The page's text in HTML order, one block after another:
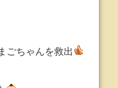
ごちゃんを救出